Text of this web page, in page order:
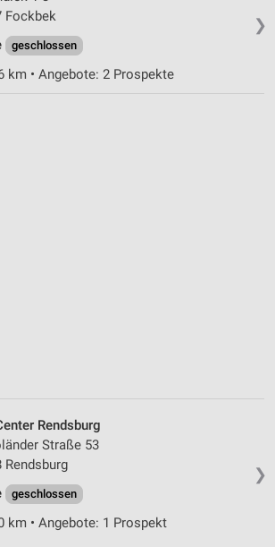
❯
Fockbek
geschlossen
km • Angebote: 2 Prospekte
❯
Rendsburg
Straße 53
Rendsburg
geschlossen
km • Angebote: 1 Prospekt